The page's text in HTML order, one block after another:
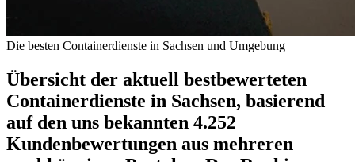
Die besten Containerdienste in Sachsen und Umgebung
Übersicht der aktuell bestbewerteten
Containerdienste in Sachsen, basierend
auf den uns bekannten 4.252
Kundenbewertungen aus mehreren